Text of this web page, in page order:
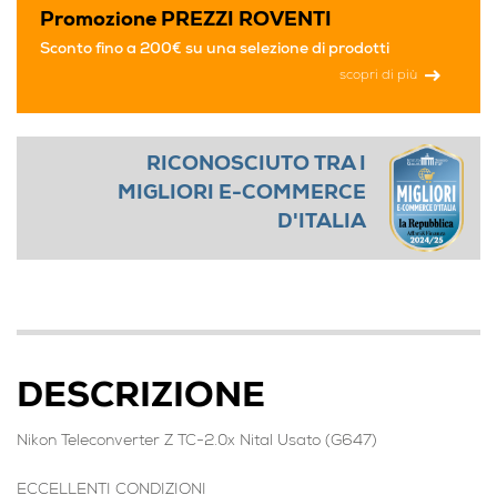
Promozione PREZZI ROVENTI
Sconto fino a 200€ su una selezione di prodotti
scopri di più
RICONOSCIUTO TRA I
MIGLIORI E-COMMERCE
D'ITALIA
DESCRIZIONE
Nikon Teleconverter Z TC-2.0x Nital Usato (G647)
ECCELLENTI CONDIZIONI